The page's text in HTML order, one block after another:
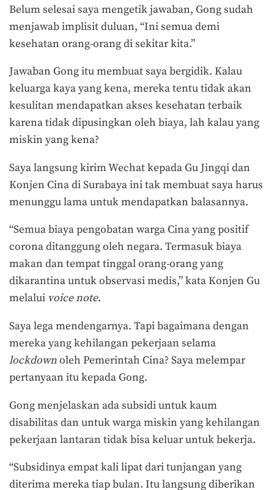
Belum selesai saya mengetik jawaban, Gong sudah
menjawab implisit duluan, “Ini semua demi
kesehatan orang-orang di sekitar kita.”
Jawaban Gong itu membuat saya bergidik. Kalau
keluarga kaya yang kena, mereka tentu tidak akan
kesulitan mendapatkan akses kesehatan terbaik
karena tidak dipusingkan oleh biaya, lah kalau yang
miskin yang kena?
Saya langsung kirim Wechat kepada Gu Jingqi dan
Konjen Cina di Surabaya ini tak membuat saya harus
menunggu lama untuk mendapatkan balasannya.
“Semua biaya pengobatan warga Cina yang positif
corona ditanggung oleh negara. Termasuk biaya
makan dan tempat tinggal orang-orang yang
dikarantina untuk observasi medis,” kata Konjen Gu
melalui voice note.
Saya lega mendengarnya. Tapi bagaimana dengan
mereka yang kehilangan pekerjaan selama
lockdownoleh Pemerintah Cina? Saya melempar
pertanyaan itu kepada Gong.
Gong menjelaskan ada subsidi untuk kaum
disabilitas dan untuk warga miskin yang kehilangan
pekerjaan lantaran tidak bisa keluar untuk bekerja.
“Subsidinya empat kali lipat dari tunjangan yang
diterima mereka tiap bulan. Itu langsung diberikan